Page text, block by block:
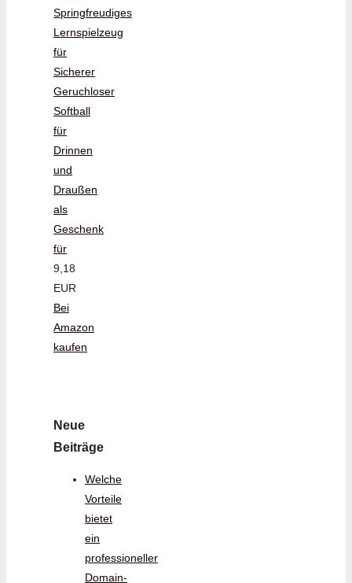
Springfreudiges
Lernspielzeug
für
Sicherer
Geruchloser
Softball
für
Drinnen
und
Draußen
als
Geschenk
für
9,18
EUR
Bei
Amazon
kaufen
Neue
Beiträge
Welche
Vorteile
bietet
ein
professioneller
Domain-